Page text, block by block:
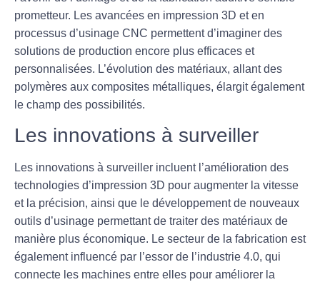
prometteur. Les avancées en impression 3D et en
processus d’usinage CNC permettent d’imaginer des
solutions de production encore plus efficaces et
personnalisées. L’évolution des matériaux, allant des
polymères aux composites métalliques, élargit également
le champ des possibilités.
Les innovations à surveiller
Les innovations à surveiller incluent l’amélioration des
technologies d’impression 3D pour augmenter la vitesse
et la précision, ainsi que le développement de nouveaux
outils d’usinage permettant de traiter des matériaux de
manière plus économique. Le secteur de la fabrication est
également influencé par l’essor de l’industrie 4.0, qui
connecte les machines entre elles pour améliorer la